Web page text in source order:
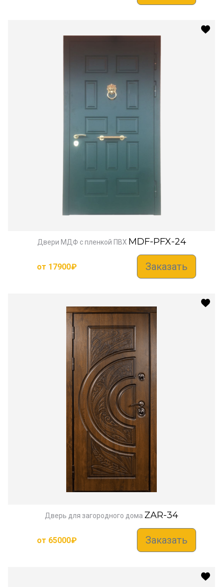
Двери МДФ с пленкой ПВХ MDF-PFX-24
от 17900₽ Заказать
Дверь для загородного дома ZAR-34
от 65000₽ Заказать